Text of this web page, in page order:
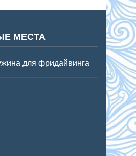
МЕСТА
для фридайвинга